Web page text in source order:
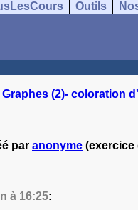
Outils
Graphes (2)- coloration
par anonyme (exercice
à 16:25: